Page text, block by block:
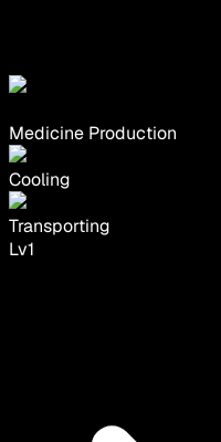
Medicine Production
Cooling
Transporting
Lv1